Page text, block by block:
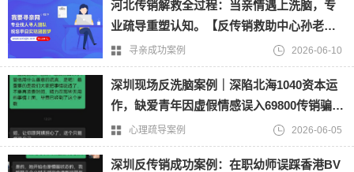
河北传销解救全过程：当亲情遇上洗脑，专
业疏导重塑认知。【反传销救助中心孙老
师】寻亲成功案例 2026-06-10
深圳现场反洗脑案例｜深陷北海1040资本运
作，缺爱青年因虚假情感误入69800传销骗
局。【反传销救助中心】
心理疏导案例 2026-06-05
深圳反传销成功案例：在职幼师误踩香港BV